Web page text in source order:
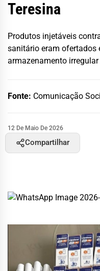
Teresina
Produtos injetáveis
sanitário eram ofertados
armazenamento
Fonte: Comunicação
12 De Maio De 2026
Compartilhar